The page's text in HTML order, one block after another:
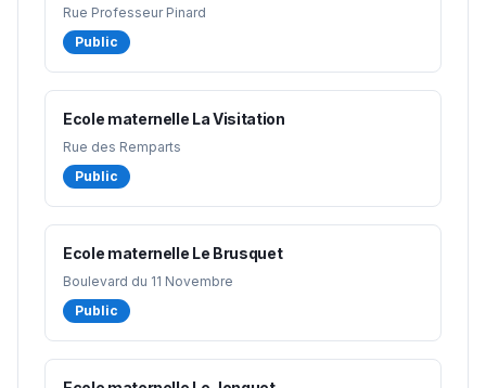
Rue Professeur Pinard
Public
Ecole maternelle La Visitation
Rue des Remparts
Public
Ecole maternelle Le Brusquet
Boulevard du 11 Novembre
Public